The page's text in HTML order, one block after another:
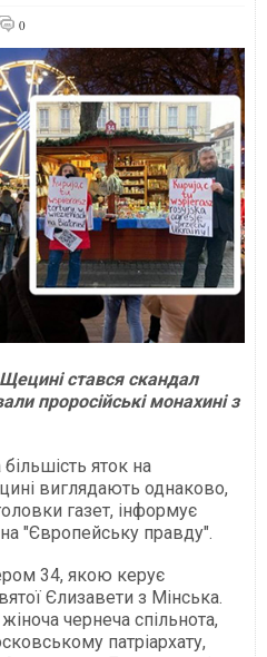
0
стався скандал
проросійські монахині з
більшість яток на
виглядають однаково,
газет, інформує
на "Європейську правду".
34, якою керує
Єлизавети з Мінська.
чернеча спільнота,
патріархату,